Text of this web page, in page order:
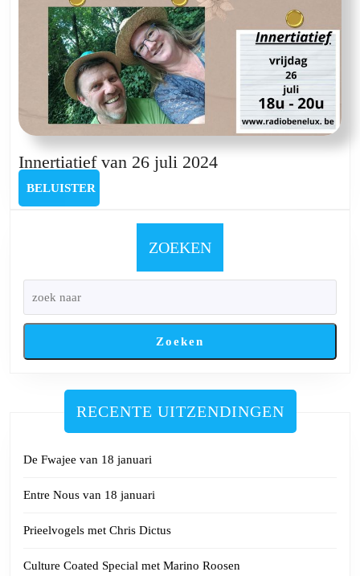
Innertiatief van 26 juli 2024Innertiatief
juli
BELUISTER
ZOEKEN
Zoeken
RECENTE UITZENDINGEN
De Fwajee van 18 januari
Entre Nous van 18 januari
Prieelvogels met Chris Dictus
Culture Coated Special met Marino Roosen